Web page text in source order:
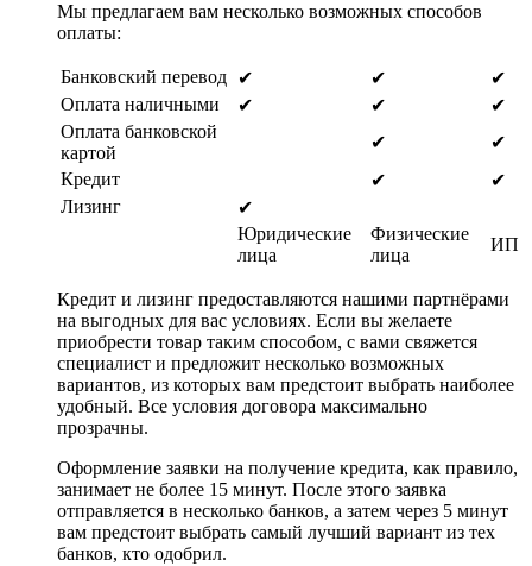
Мы предлагаем вам несколько возможных способов
оплаты:
Банковский перевод ✔ ✔
✔
Оплата наличными
✔ ✔
✔
Оплата банковской
картой
✔
✔
Кредит
✔
✔
Лизинг
✔
Юридические
лица
Физические
лица
ИП
Кредит и лизинг предоставляются нашими партнёрами
на выгодных для вас условиях. Если вы желаете
приобрести товар таким способом, с вами свяжется
специалист и предложит несколько возможных
вариантов, из которых вам предстоит выбрать наиболее
удобный. Все условия договора максимально
прозрачны.
Оформление заявки на получение кредита, как правило,
занимает не более 15 минут. После этого заявка
отправляется в несколько банков, а затем через 5 минут
вам предстоит выбрать самый лучший вариант из тех
банков, кто одобрил.